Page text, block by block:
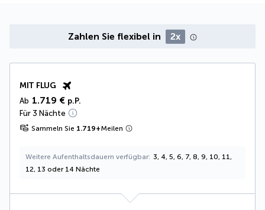
Zahlen Sie flexibel in 2x
MIT FLUG
Ab 1.719 € p.P.
Für 3 Nächte
Sammeln Sie 1.719+Meilen
Weitere Aufenthaltsdauern verfügbar 3, 4, 5, 6, 7, 8, 9, 10, 11,
12, 13 oder 14 Nächte